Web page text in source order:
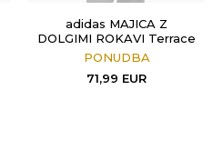
adidas MAJICA Z
DOLGIMI ROKAVI Terrace
PONUDBA
71,99 EUR